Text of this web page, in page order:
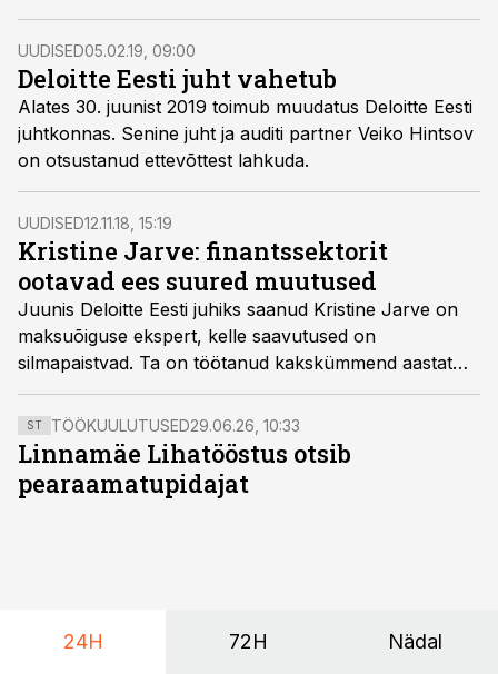
parimaid praktikaid.
UUDISED05.02.19, 09:00
Deloitte Eesti juht vahetub
Alates 30. juunist 2019 toimub muudatus Deloitte Eesti
juhtkonnas. Senine juht ja auditi partner Veiko Hintsov
on otsustanud ettevõttest lahkuda.
UUDISED12.11.18, 15:19
Kristine Jarve: finantssektorit
ootavad ees suured muutused
Juunis Deloitte Eesti juhiks saanud Kristine Jarve on
maksuõiguse ekspert, kelle saavutused on
silmapaistvad. Ta on töötanud kakskümmend aastat
finantssektoris, sh neli aastat ühes BIG4 hulka
kuuluva finantsteenuseid pakkuva organisatsiooni
Londoni kontoris, juhtides ülemaailmseid projekte.
„Tuleb keskenduda oma tugevustele. Kui tegelda
nõrkustega, on tulemuseks keskmine, mitte hea
ST TÖÖKUULUTUSED29.06.26, 10:33
Linnamäe Lihatööstus otsib
pearaamatupidajat
24H 72H Nädal